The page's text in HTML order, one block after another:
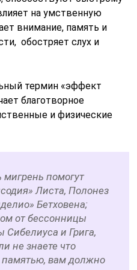
на умственную
внимание, память и
обостряет слух и
термин «эффект
благотворное
и физические
помогут
Листа, Полонез
Бетховена;
от бессонницы
Сибелиуса и Грига,
не знаете что
памятью, вам должно